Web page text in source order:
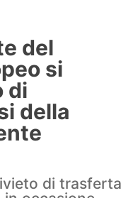
del
si
di
della
di trasferta